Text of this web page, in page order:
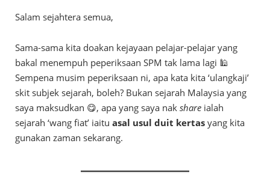
Salam sejahtera semua,
Sama-sama kita doakan kejayaan pelajar-pelajar yang
bakal menempuh peperiksaan SPM tak lama lagi 🕌
Sempena musim peperiksaan ni, apa kata kita ‘ulangkaji’
skit subjek sejarah, boleh? Bukan sejarah Malaysia yang
saya maksudkan 😋, apa yang saya nak share ialah
sejarah ‘wang fiat’ iaitu asal usul duit kertas yang kita
gunakan zaman sekarang.